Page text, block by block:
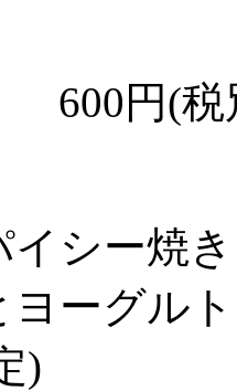
600円(税
イシー焼
ヨーグル
)